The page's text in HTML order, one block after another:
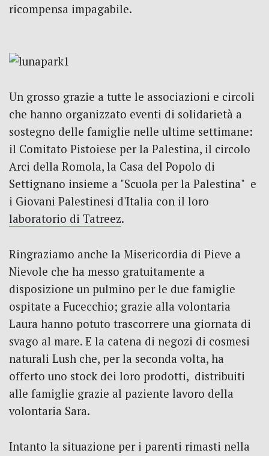
ricompensa impagabile.
Un grosso grazie a tutte le associazioni e circoli
che hanno organizzato eventi di solidarietà a
sostegno delle famiglie nelle ultime settimane:
il Comitato Pistoiese per la Palestina, il circolo
Arci della Romola, la Casa del Popolo di
Settignano insieme a "Scuola per la Palestina" e
i Giovani Palestinesi d'Italia con il loro
laboratorio di Tatreez.
Ringraziamo anche la Misericordia di Pieve a
Nievole che ha messo gratuitamente a
disposizione un pulmino per le due famiglie
ospitate a Fucecchio; grazie alla volontaria
Laura hanno potuto trascorrere una giornata di
svago al mare. E la catena di negozi di cosmesi
naturali Lush che, per la seconda volta, ha
offerto uno stock dei loro prodotti, distribuiti
alle famiglie grazie al paziente lavoro della
volontaria Sara.
Intanto la situazione per i parenti rimasti nella